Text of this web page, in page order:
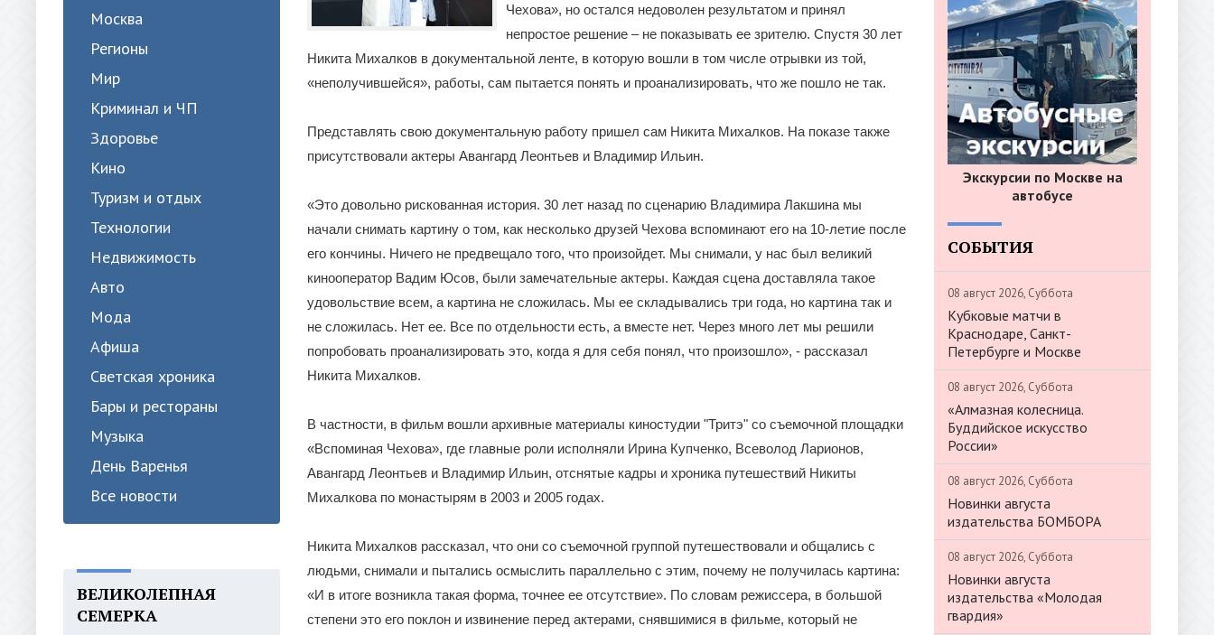
Москва
Регионы
Мир
Криминал и ЧП
Здоровье
Кино
Туризм и отдых
Технологии
Недвижимость
Авто
Мода
Афиша
Светская хроника
Бары и рестораны
Музыка
День Варенья
Все новости
ВЕЛИКОЛЕПНАЯ
СЕМЕРКА
Чехова», но остался недоволен результатом и принял
непростое решение – не показывать ее зрителю. Спустя 30 лет
Никита Михалков в документальной ленте, в которую вошли в том числе отрывки из той,
«неполучившейся», работы, сам пытается понять и проанализировать, что же пошло не так.
Представлять свою документальную работу пришел сам Никита Михалков. На показе также
присутствовали актеры Авангард Леонтьев и Владимир Ильин.
«Это довольно рискованная история. 30 лет назад по сценарию Владимира Лакшина мы
начали снимать картину о том, как несколько друзей Чехова вспоминают его на 10-летие после
его кончины. Ничего не предвещало того, что произойдет. Мы снимали, у нас был великий
кинооператор Вадим Юсов, были замечательные актеры. Каждая сцена доставляла такое
удовольствие всем, а картина не сложилась. Мы ее складывались три года, но картина так и
не сложилась. Нет ее. Все по отдельности есть, а вместе нет. Через много лет мы решили
попробовать проанализировать это, когда я для себя понял, что произошло», - рассказал
Никита Михалков.
В частности, в фильм вошли архивные материалы киностудии "Тритэ" со съемочной площадки
«Вспоминая Чехова», где главные роли исполняли Ирина Купченко, Всеволод Ларионов,
Авангард Леонтьев и Владимир Ильин, отснятые кадры и хроника путешествий Никиты
Михалкова по монастырям в 2003 и 2005 годах.
Никита Михалков рассказал, что они со съемочной группой путешествовали и общались с
людьми, снимали и пытались осмыслить параллельно с этим, почему не получилась картина:
«И в итоге возникла такая форма, точнее ее отсутствие». По словам режиссера, в большой
степени это его поклон и извинение перед актерами, снявшимися в фильме, который не
Экскурсии по Москве на
автобусе
СОБЫТИЯ
08 август 2026, Суббота
Кубковые матчи в
Краснодаре, Санкт-
Петербурге и Москве
08 август 2026, Суббота
«Алмазная колесница.
Буддийское искусство
России»
08 август 2026, Суббота
Новинки августа
издательства БОМБОРА
08 август 2026, Суббота
Новинки августа
издательства «Молодая
гвардия»